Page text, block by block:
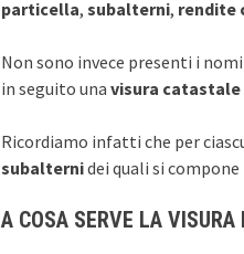
particella, subalterni, rendite
Non sono invece presenti i
in seguito una visura
Ricordiamo infatti che per
subalternidei quali si
A COSA SERVE LA